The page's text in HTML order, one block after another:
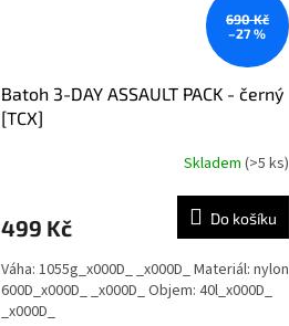
690 Kč
–27 %
Batoh 3-DAY ASSAULT PACK - černý
[TCX]
Skladem (>5 ks)
499 Kč Do košíku
Váha: 1055g_x000D_ _x000D_ Materiál: nylon
600D_x000D_ _x000D_ Objem: 40l_x000D_
_x000D_